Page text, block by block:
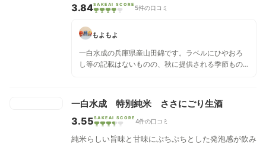
わうとグレープフルーツが一番しっくりきます。 食
チーズとか合いそうです。
3.84SAKEAI SCORE 5件の口コミ
もよもよ
一白水成の兵庫県産山田錦です。ラベルにひやおろ
し等の記載はないものの、秋に提供される季節もの
な中で洋梨のようなジューシーさも感じる、美味し
いお酒です。 何となくのイメージですが、冷やして
飲むよりも常温くらいのほうが味が楽しめるんじゃ
食が進みそう。私が一番にイメージしたのは栗ご飯
一白水成 特別純米 ささにごり生酒
3.55SAKEAI SCORE 4件の口コミ
純米らしい旨味と甘味にぷちぷちとした発泡感が飲み